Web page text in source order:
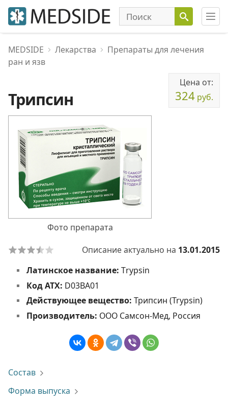
MEDSIDE Лекарства
Препараты для лечения
ран и язв
Трипсин
Цена от:
324 руб.
Фото препарата
Описание актуально на 13.01.2015
Латинское название: Тrypsin
Код АТХ: D03BA01
Действующее вещество: Трипсин (Trypsin)
Производитель: ООО Самсон-Мед, Россия
Состав
Форма выпуска